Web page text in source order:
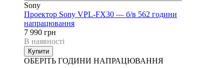
Sony
Проектор Sony VPL-FX30 — б/в 562 години
напрацювання
7 990 грн
В наявності
Купити
ОБЕРІТЬ ГОДИНИ НАПРАЦЮВАННЯ